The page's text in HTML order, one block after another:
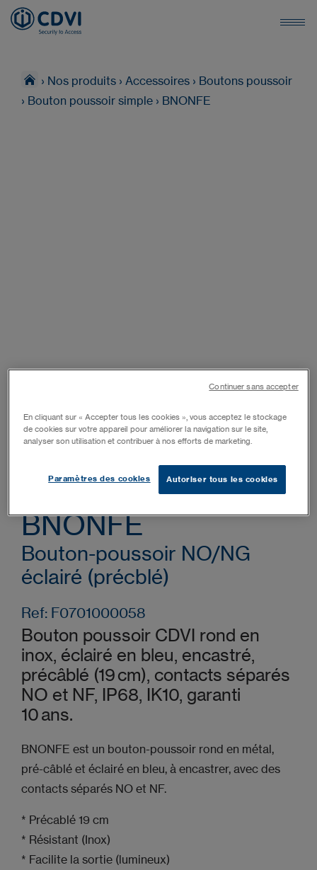
› Nos produits › Accessoires › Boutons poussoir
› Bouton poussoir simple › BNONFE
BNONFE
Bouton-poussoir NO/NG
éclairé (précblé)
Ref: F0701000058
Bouton poussoir CDVI rond en
inox, éclairé en bleu, encastré,
précâblé (19 cm), contacts séparés
NO et NF, IP68, IK10, garanti
10 ans.
BNONFE est un bouton-poussoir rond en métal,
pré-câblé et éclairé en bleu, à encastrer, avec des
contacts séparés NO et NF.
* Précablé 19 cm
* Résistant (Inox)
* Facilite la sortie (lumineux)
En cliquant sur « Accepter tous les cookies », vous acceptez le stockage
de cookies sur votre appareil pour améliorer la navigation sur le site,
analyser son utilisation et contribuer à nos efforts de marketing.
Autoriser tous les cookies
Paramètres des cookies
Continuer sans accepter